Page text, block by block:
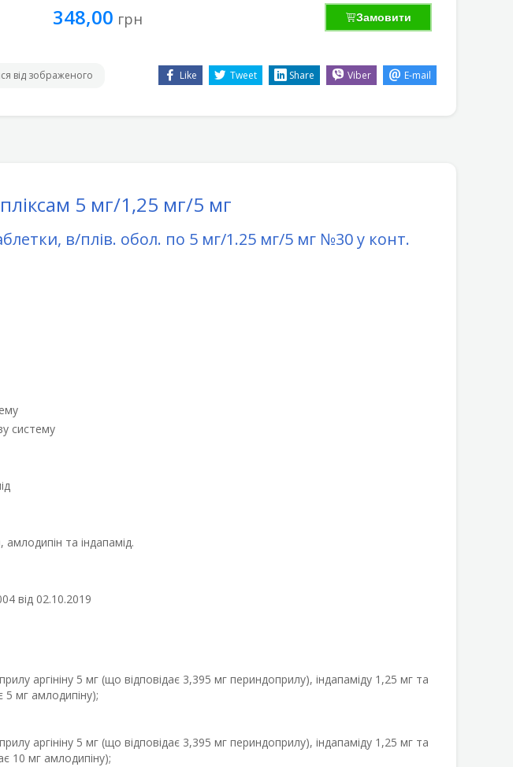
348,00 грн Замовити
від зображеного Like Tweet Share Viber E-mail
5 мг/1,25 мг/5 мг
в/плів. обол. по 5 мг/1.25 мг/5 мг №30 у конт.
систему
амлодипін та індапамід.
від 02.10.2019
аргініну 5 мг (що відповідає 3,395 мг периндоприлу), індапаміду 1,25 мг та
5 мг амлодипіну);
аргініну 5 мг (що відповідає 3,395 мг периндоприлу), індапаміду 1,25 мг та
10 мг амлодипіну);